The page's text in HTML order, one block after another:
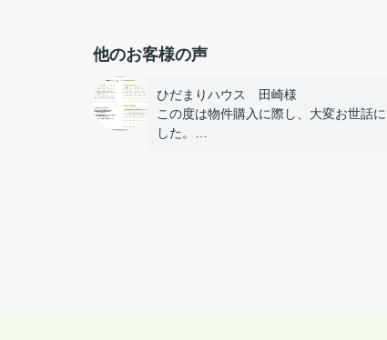
他のお客様の声
ひだまりハウス 田崎様
この度は物件購入に際し、大変お世話に
した。